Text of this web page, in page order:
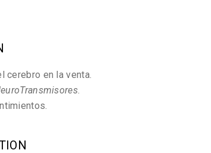
cerebro en la venta.
.